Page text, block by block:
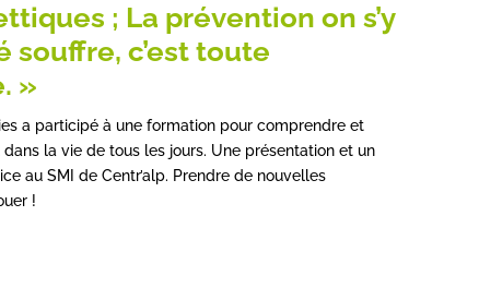
; La prévention on s’y
souffre, c’est toute
»
a participé à une formation pour comprendre et
la vie de tous les jours. Une présentation et un
au SMI de Centr’alp. Prendre de nouvelles
!